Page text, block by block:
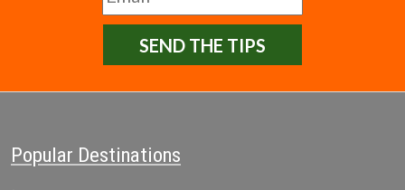
SEND THE TIPS
Popular Destinations